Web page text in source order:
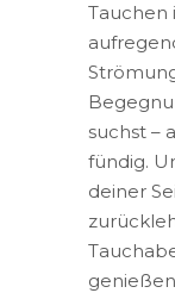
Tauchen
suchst –
fündig.
deiner